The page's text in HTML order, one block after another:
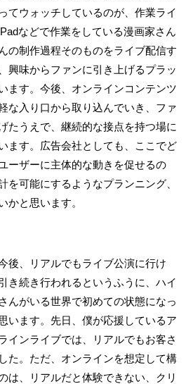
てウォッチしているのが、作業ライ
などで作業をしている漫画家さん
の制作過程そのものをライブ配信す
興味からファンに引き上げるプラッ
ます。今後、オンラインコンテンツ
な入り口から取り込んでいき、ファ
たうえで、継続的な接点を持つ場に
ます。広告会社としても、ここでど
ーザーに主体的な動きを促せるの
を可能にするようなプランニング、
かと思います。
後、リアルでもライブ公演に行け
き続き行われるというふうに、ハイ
んがいる世界で初めての状態になっ
います。先日、僕が応援しているア
インライブでは、リアルでもお客さ
た。ただ、オンラインを想定して構
は、リアルだと体験できない、クリ